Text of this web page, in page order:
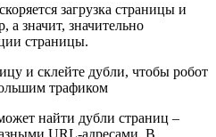
загрузка страницы и
а значит, значительно
страницы.
и склейте дубли, чтобы робот
трафиком
найти дубли страниц –
URL-адресами. В